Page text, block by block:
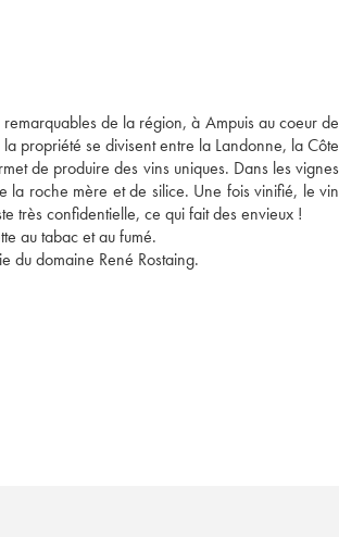
de la région, à Ampuis au coeur de
propriété se divisent entre la Landonne, la Côte
de produire des vins uniques. Dans les vignes
la roche mère et de silice. Une fois vinifié, le vin
très confidentielle, ce qui fait des envieux !
au tabac et au fumé.
du domaine René Rostaing.